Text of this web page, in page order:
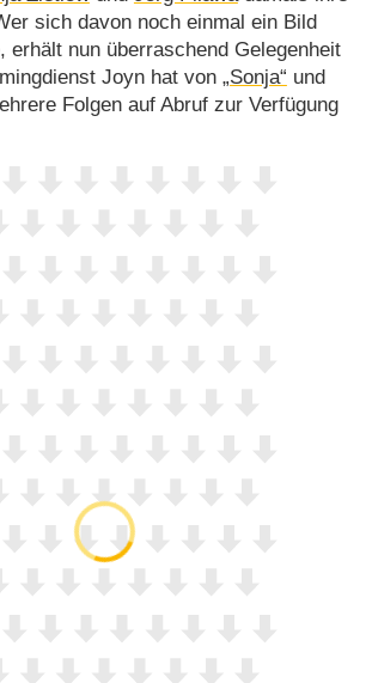
sich davon noch einmal ein Bild
erhält nun überraschend Gelegenheit
Joyn hat von „Sonja“ und
Folgen auf Abruf zur Verfügung